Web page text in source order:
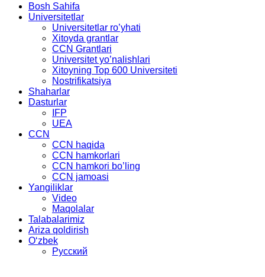
Bosh Sahifa
Universitetlar
Universitetlar ro’yhati
Xitoyda grantlar
CCN Grantlari
Universitet yo’nalishlari
Xitoyning Top 600 Universiteti
Nostrifikatsiya
Shaharlar
Dasturlar
IFP
UEA
CCN
CCN haqida
CCN hamkorlari
CCN hamkori bo’ling
CCN jamoasi
Yangiliklar
Video
Maqolalar
Talabalarimiz
Ariza qoldirish
Oʻzbek
Русский